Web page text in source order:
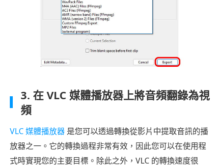
3. 在 VLC 媒體播放器上將音頻翻錄為視
頻
VLC 媒體播放器 是您可以透過轉換從影片中提取音訊的播
放器之一。它的轉換過程非常有效，因此您可以在使用程
式時實現您的主要目標。除此之外，VLC 的轉換速度很